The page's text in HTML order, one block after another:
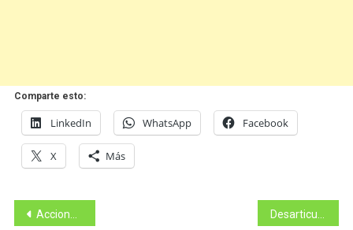
Comparte esto:
LinkedIn WhatsApp Facebook
X Más
Navegación
Acciones investigativas de la Policía Judicial generaron la recuperación de automotores, en el DMQ